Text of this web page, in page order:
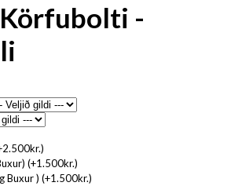
-
(+1.500kr.)
Buxur ) (+1.500kr.)